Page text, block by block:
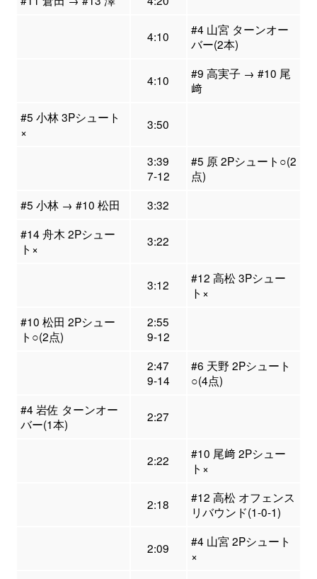
4:10
#4 山宮 ターンオー
バー(2本)
4:10
#9 高実子 → #10 尾
﨑
#5 小林 3Pシュート
×
3:50
3:39
7-12
#5 原 2Pシュート○(2
点)
#5 小林 → #10 松田
3:32
#14 舟木 2Pシュー
ト×
3:22
3:12
#12 高松 3Pシュー
ト×
#10 松田 2Pシュー
ト○(2点)
2:55
9-12
2:47
9-14
#6 天野 2Pシュート
○(4点)
#4 岩佐 ターンオー
バー(1本)
2:27
2:22
#10 尾﨑 2Pシュー
ト×
2:18
#12 高松 オフェンス
リバウンド(1-0-1)
2:09
#4 山宮 2Pシュート
×